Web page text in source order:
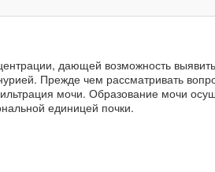
дающей возможность
Прежде чем рассматривать
мочи. Образование мочи
единицей почки.